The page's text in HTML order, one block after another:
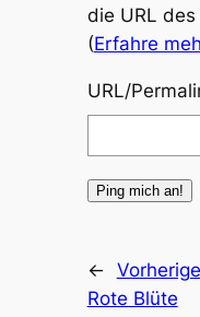
die URL
(Erfahre
URL/
←
Rote Blüte